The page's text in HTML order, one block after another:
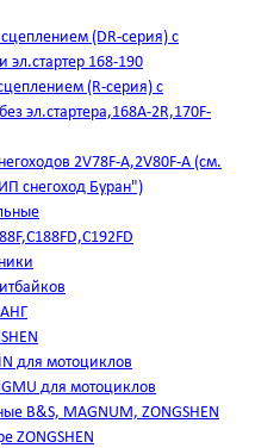
(DR-серия) с
эл.стартер 168-190
(R-серия) с
эл.стартера,168А-2R,170F-
2V78F-A,2V80F-A (см.
снегоход Буран")
для мотоциклов
для мотоциклов
B&S, MAGNUM, ZONGSHEN
ZONGSHEN